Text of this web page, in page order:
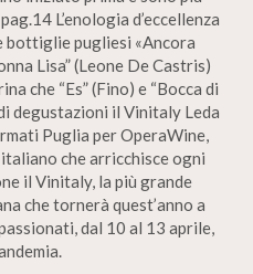
L’enologia d’eccellenza
bottiglie pugliesi «Ancora
Lisa” (Leone De Castris)
che “Es” (Fino) e “Bocca di
degustazioni il Vinitaly Leda
Puglia per OperaWine,
che arricchisce ogni
il Vinitaly, la più grande
che tornerà quest’anno a
dal 10 al 13 aprile,